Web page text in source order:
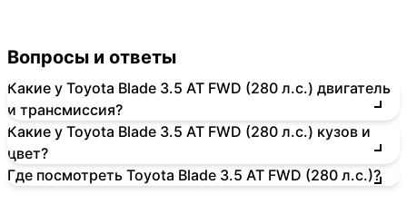
Вопросы и ответы
Какие у Toyota Blade 3.5 AT FWD (280 л.с.) двигатель
и трансмиссия?
Какие у Toyota Blade 3.5 AT FWD (280 л.с.) кузов и
цвет?
Где посмотреть Toyota Blade 3.5 AT FWD (280 л.с.)?